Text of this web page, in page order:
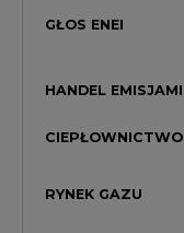
GŁOS ENEI
HANDEL
CIEPŁOWNICTWO
RYNEK GAZU